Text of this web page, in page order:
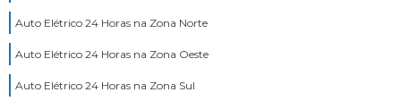
Auto Elétrico 24 Horas na Zona Norte
Auto Elétrico 24 Horas na Zona Oeste
Auto Elétrico 24 Horas na Zona Sul